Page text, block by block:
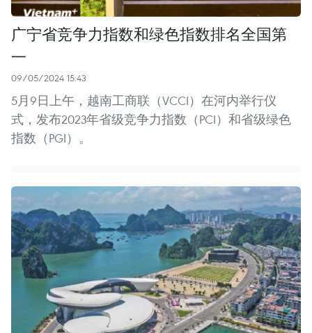
广宁省竞争力指数和绿色指数排名全国第
一
09/05/2024 15:43
5月9日上午，越南工商联（VCCI）在河内举行仪
式，发布2023年省级竞争力指数（PCI）和省级绿色
指数（PGI）。